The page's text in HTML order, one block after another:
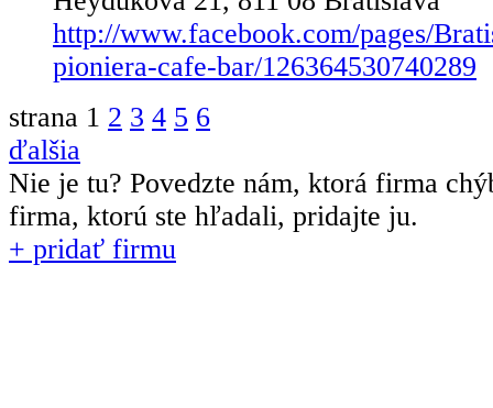
http://www.facebook.com/pages/
pioniera-cafe-bar/126364530740289
strana 1 2 3 4 5 6
ďalšia
Nie je tu? Povedzte nám, ktorá firma
firma, ktorú ste hľadali, pridajte ju.
+ pridať firmu